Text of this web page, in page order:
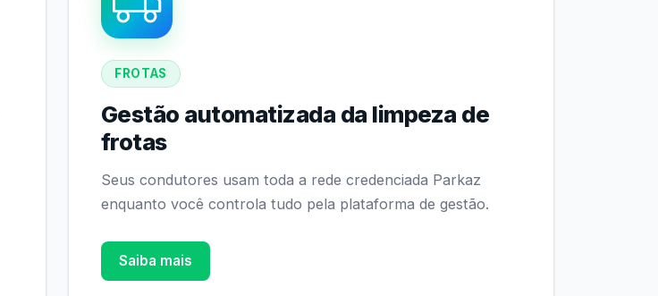
FROTAS
Gestão automatizada da limpeza de
frotas
Seus condutores usam toda a rede credenciada Parkaz
enquanto você controla tudo pela plataforma de gestão.
Saiba mais